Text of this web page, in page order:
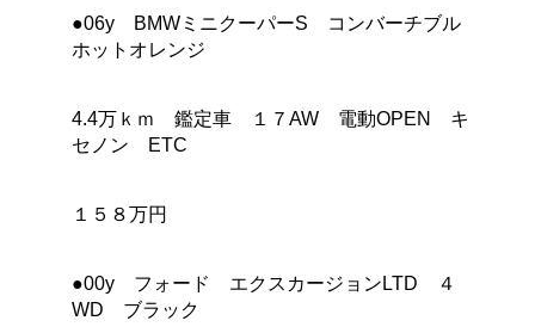
●06y BMWミニクーパーS コンバーチブル
ホットオレンジ
4.4万ｋｍ 鑑定車 １７AW 電動OPEN キ
セノン ETC
１５８万円
●00y フォード エクスカージョンLTD ４
WD ブラック